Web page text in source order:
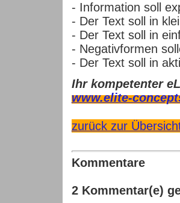
- Information soll
- Der Text soll in
- Der Text soll in
- Negativformen
- Der Text soll in
Ihr kompetenter
www.elite-
zurück zur
Kommentare
2 Kommentar(e)